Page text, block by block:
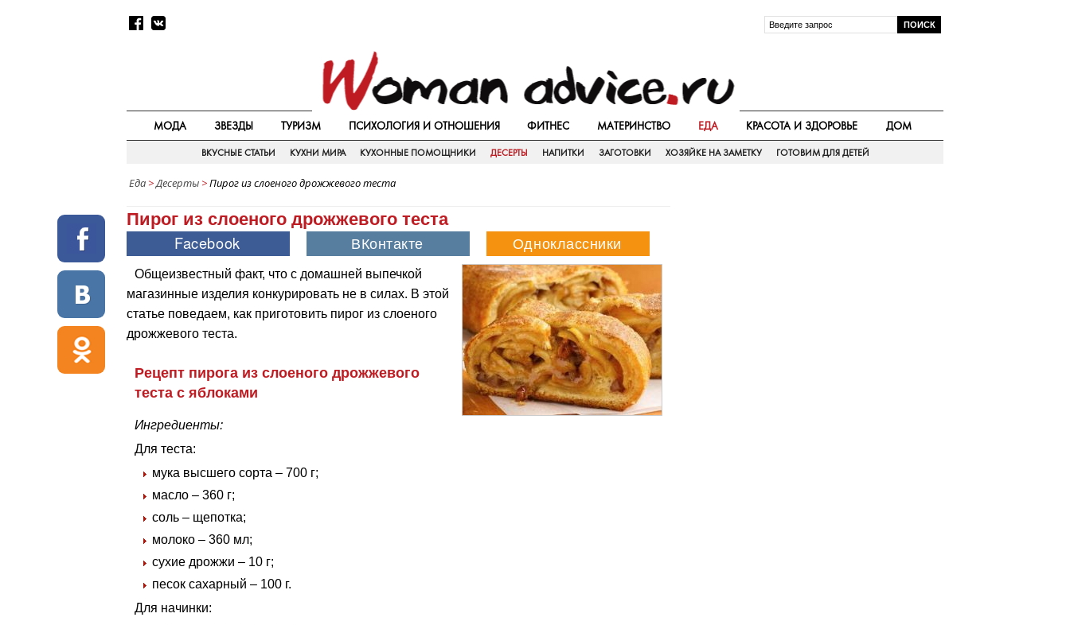
МОДА ЗВЕЗДЫ ТУРИЗМ ПСИХОЛОГИЯ И ОТНОШЕНИЯ ФИТНЕС МАТЕРИНСТВО ЕДА КРАСОТА И ЗДОРОВЬЕ ДОМ
ВКУСНЫЕ СТАТЬИ КУХНИ МИРА КУХОННЫЕ ПОМОЩНИКИ ДЕСЕРТЫ НАПИТКИ ЗАГОТОВКИ ХОЗЯЙКЕ НА ЗАМЕТКУ ГОТОВИМ ДЛЯ ДЕТЕЙ
Еда >Десерты >Пирог из слоеного дрожжевого теста
Пирог из слоеного дрожжевого теста
Общеизвестный факт, что с домашней выпечкой
магазинные изделия конкурировать не в силах. В этой
статье поведаем, как приготовить пирог из слоеного
дрожжевого теста.
Рецепт пирога из слоеного дрожжевого
теста с яблоками
Ингредиенты:
Для теста:
мука высшего сорта – 700 г;
масло – 360 г;
соль – щепотка;
молоко – 360 мл;
сухие дрожжи – 10 г;
песок сахарный – 100 г.
Для начинки: